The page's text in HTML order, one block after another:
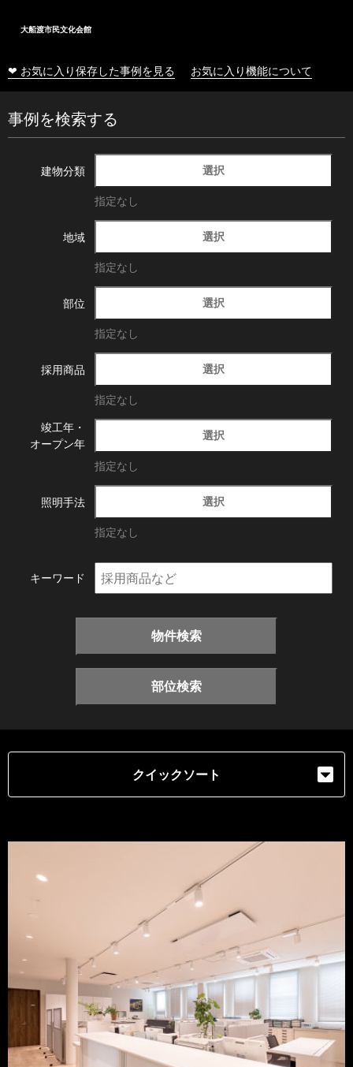
大船渡市民文化会館
❤ お気に入り保存した事例を見る お気に入り機能について
事例を検索する
建物分類 選択
指定なし
地域 選択
指定なし
部位 選択
指定なし
採用商品 選択
指定なし
竣工年・
オープン年
選択
指定なし
照明手法 選択
指定なし
キーワード
物件検索
部位検索
クイックソート